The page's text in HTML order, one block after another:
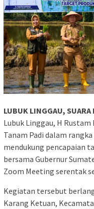
LUBUK LINGGAU, SUARA
Lubuk Linggau, H
Tanam Padi dalam
mendukung pencapaian
bersama Gubernur
Zoom Meeting serentak
Kegiatan tersebut
Karang Ketuan,